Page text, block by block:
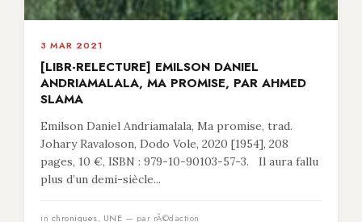
3 MAR 2021
[LIBR-RELECTURE] EMILSON DANIEL
ANDRIAMALALA, MA PROMISE, PAR AHMED
SLAMA
Emilson Daniel Andriamalala, Ma promise, trad.
Johary Ravaloson, Dodo Vole, 2020 [1954], 208
pages, 10 €, ISBN : 979-10-90103-57-3. Il aura fallu
plus d’un demi-siècle...
in chroniques, UNE — par rÃ©daction